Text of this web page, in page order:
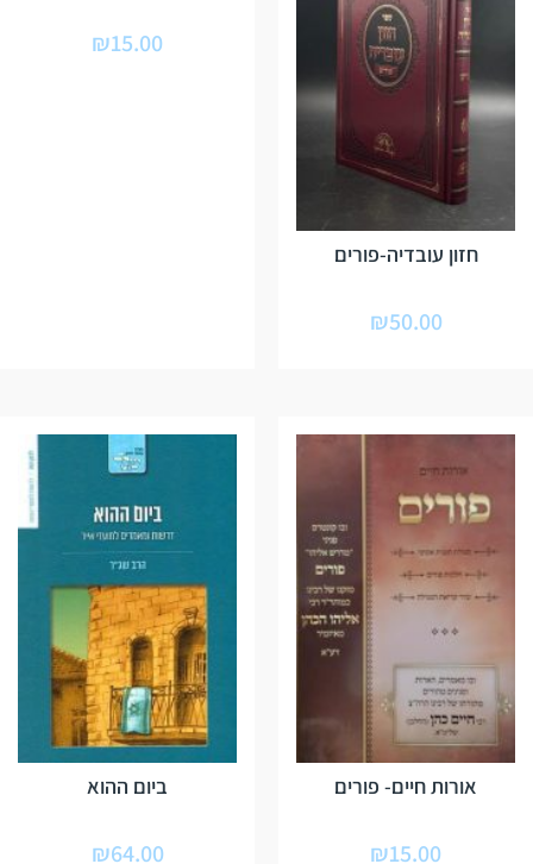
חזון עובדיה-פורים
₪50.00
₪15.00
אורות חיים- פורים
₪15.00
ביום ההוא
₪64.00